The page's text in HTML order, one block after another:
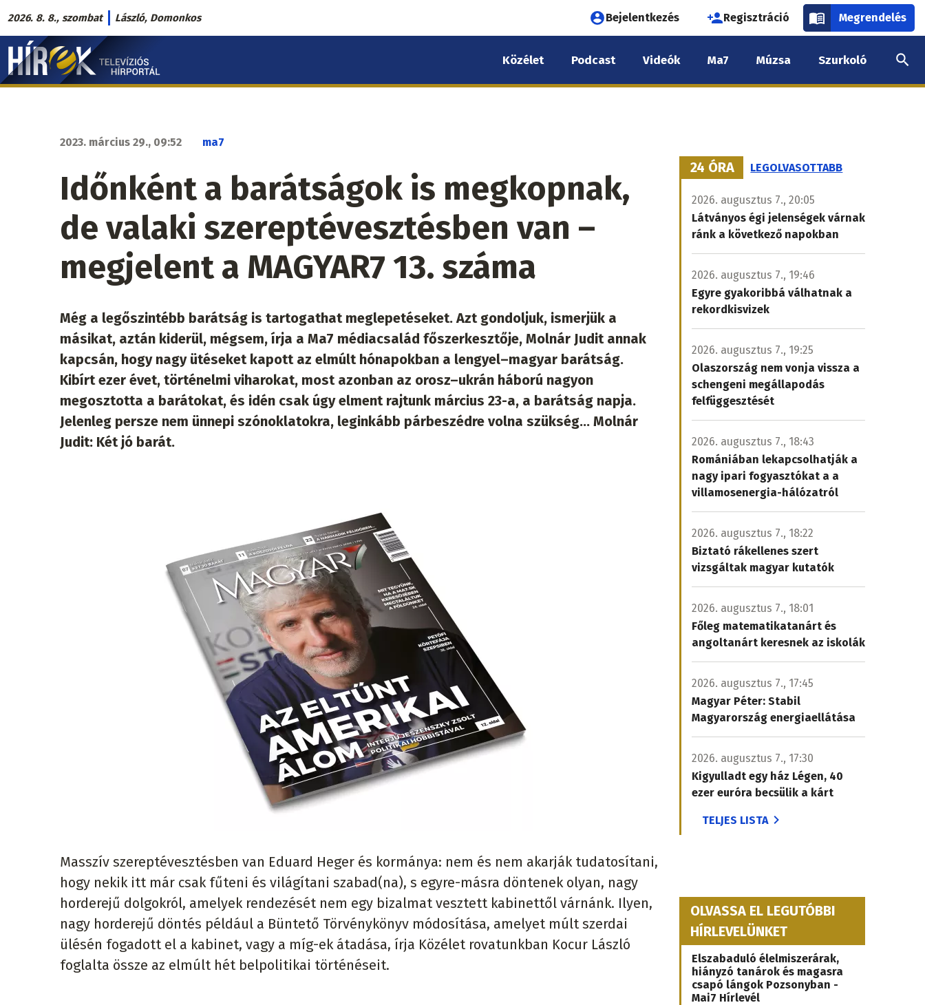
Ugrás
a
tartalomra
2026. 8. 8., szombat László, Domonkos
Felhasználói
fiók
menüje
Bejelentkezés Regisztráció Megrendelés
Hírek.sk
fő
Közélet Podcast Videók Ma7 Múzsa Szurkoló
2023. március 29., 09:52 ma7
Időnként a barátságok is megkopnak,
de valaki szereptévesztésben van –
megjelent a MAGYAR7 13. száma
Még a legőszintébb barátság is tartogathat meglepetéseket. Azt gondoljuk, ismerjük a
másikat, aztán kiderül, mégsem, írja a Ma7 médiacsalád főszerkesztője, Molnár Judit annak
kapcsán, hogy nagy ütéseket kapott az elmúlt hónapokban a lengyel–magyar barátság.
Kibírt ezer évet, történelmi viharokat, most azonban az orosz–ukrán háború nagyon
megosztotta a barátokat, és idén csak úgy elment rajtunk március 23-a, a barátság napja.
Jelenleg persze nem ünnepi szónoklatokra, leginkább párbeszédre volna szükség… Molnár
Judit: Két jó barát.
Masszív szereptévesztésben van Eduard Heger és kormánya: nem és nem akarják tudatosítani,
hogy nekik itt már csak fűteni és világítani szabad(na), s egyre-másra döntenek olyan, nagy
horderejű dolgokról, amelyek rendezését nem egy bizalmat vesztett kabinettől várnánk. Ilyen,
nagy horderejű döntés például a Büntető Törvénykönyv módosítása, amelyet múlt szerdai
ülésén fogadott el a kabinet, vagy a míg-ek átadása, írja Közélet rovatunkban Kocur László
foglalta össze az elmúlt hét belpolitikai történéseit.
24 ÓRA LEGOLVASOTTABB
2026. augusztus 7., 20:05
Látványos égi jelenségek várnak
ránk a következő napokban
2026. augusztus 7., 19:46
Egyre gyakoribbá válhatnak a
rekordkisvizek
2026. augusztus 7., 19:25
Olaszország nem vonja vissza a
schengeni megállapodás
felfüggesztését
2026. augusztus 7., 18:43
Romániában lekapcsolhatják a
nagy ipari fogyasztókat a a
villamosenergia-hálózatról
2026. augusztus 7., 18:22
Biztató rákellenes szert
vizsgáltak magyar kutatók
2026. augusztus 7., 18:01
Főleg matematikatanárt és
angoltanárt keresnek az iskolák
2026. augusztus 7., 17:45
Magyar Péter: Stabil
Magyarország energiaellátása
2026. augusztus 7., 17:30
Kigyulladt egy ház Légen, 40
ezer euróra becsülik a kárt
TELJES LISTA
OLVASSA EL LEGUTÓBBI
HÍRLEVELÜNKET
Elszabaduló élelmiszerárak,
hiányzó tanárok és magasra
csapó lángok Pozsonyban -
Mai7 Hírlevél